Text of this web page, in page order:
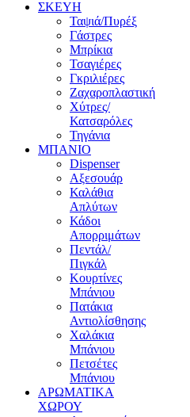
ΣΚΕΥΗ
Ταψιά/Πυρέξ
Γάστρες
Μπρίκια
Τσαγιέρες
Γκριλιέρες
Ζαχαροπλαστική
Χύτρες/
Κατσαρόλες
Τηγάνια
ΜΠΑΝΙΟ
Dispenser
Αξεσουάρ
Καλάθια
Απλύτων
Κάδοι
Απορριμάτων
Πεντάλ/
Πιγκάλ
Κουρτίνες
Μπάνιου
Πατάκια
Αντιολίσθησης
Χαλάκια
Μπάνιου
Πετσέτες
Μπάνιου
ΑΡΩΜΑΤΙΚΑ
ΧΩΡΟΥ